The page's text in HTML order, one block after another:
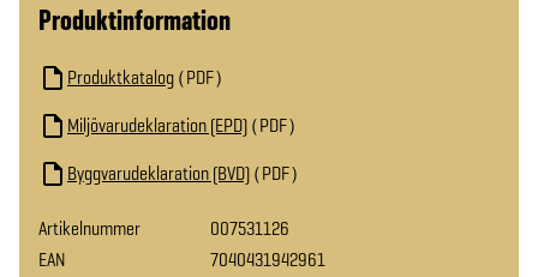
Produktinformation
Produktkatalog PDF
Miljövarudeklaration (EPD) PDF
Byggvarudeklaration (BVD) PDF
Artikelnummer
007531126
EAN
7040431942961